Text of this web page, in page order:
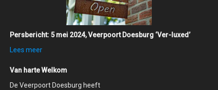
Persbericht: 5 mei 2024, Veerpoort Doesburg ‘Ver-luxed’
Lees meer
Van harte Welkom
De Veerpoort Doesburg heeft